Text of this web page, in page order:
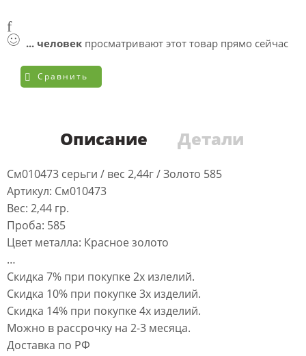
... человек просматривают этот товар прямо сейчас
Сравнить
Описание Детали
См010473 серьги / вес 2,44г / Золото 585
Артикул: См010473
Вес: 2,44 гр.
Проба: 585
Цвет металла: Красное золото
…
Скидка 7% при покупке 2х излелий.
Скидка 10% при покупке 3х изделий.
Скидка 14% при покупке 4х изделий.
Можно в рассрочку на 2-3 месяца.
Доставка по РФ